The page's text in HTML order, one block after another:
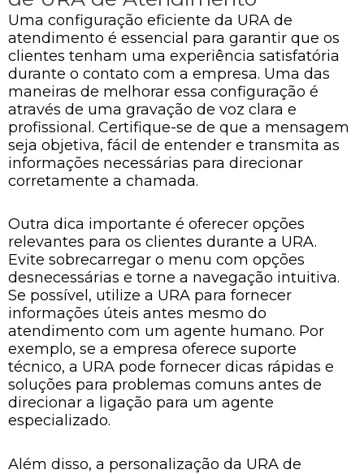
Uma configuração eficiente da URA de
atendimento é essencial para garantir que os
clientes tenham uma experiência satisfatória
durante o contato com a empresa. Uma das
maneiras de melhorar essa configuração é
através de uma gravação de voz clara e
profissional. Certifique-se de que a mensagem
seja objetiva, fácil de entender e transmita as
informações necessárias para direcionar
corretamente a chamada.
Outra dica importante é oferecer opções
relevantes para os clientes durante a URA.
Evite sobrecarregar o menu com opções
desnecessárias e torne a navegação intuitiva.
Se possível, utilize a URA para fornecer
informações úteis antes mesmo do
atendimento com um agente humano. Por
exemplo, se a empresa oferece suporte
técnico, a URA pode fornecer dicas rápidas e
soluções para problemas comuns antes de
direcionar a ligação para um agente
especializado.
Além disso, a personalização da URA de